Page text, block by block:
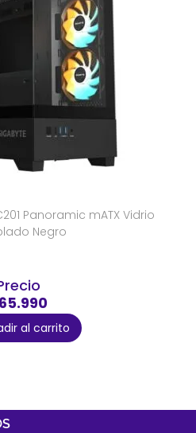
Panoramic mATX Vidrio
Negro
al carrito